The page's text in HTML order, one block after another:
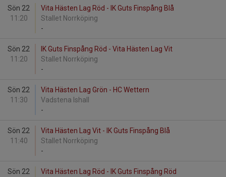
Sön 22
11:20
Vita Hästen Lag Röd - IK Guts Finspång Blå
Stallet Norrköping
-
Sön 22
11:20
IK Guts Finspång Röd - Vita Hästen Lag Vit
Stallet Norrköping
-
Sön 22
11:30
Vita Hästen Lag Grön - HC Wettern
Vadstena Ishall
-
Sön 22
11:40
Vita Hästen Lag Vit - IK Guts Finspång Blå
Stallet Norrköping
-
Sön 22
Vita Hästen Lag Röd - IK Guts Finspång Röd